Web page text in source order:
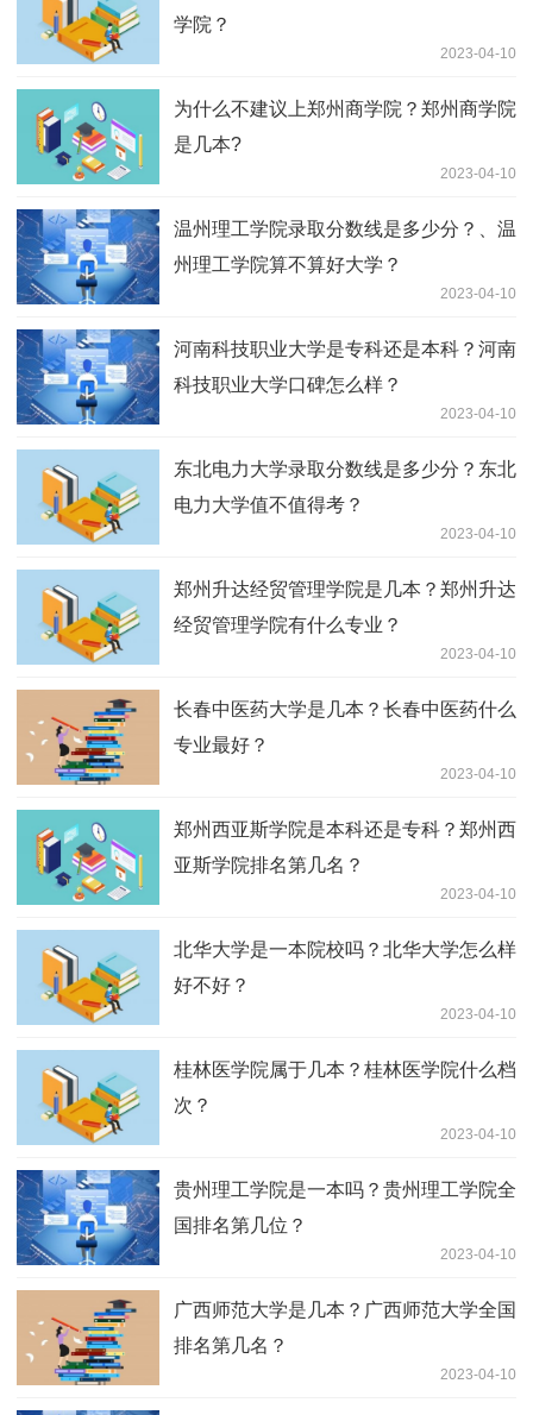
学院？
2023-04-10
为什么不建议上郑州商学院？郑州商学院
是几本?
2023-04-10
温州理工学院录取分数线是多少分？、温
州理工学院算不算好大学？
2023-04-10
河南科技职业大学是专科还是本科？河南
科技职业大学口碑怎么样？
2023-04-10
东北电力大学录取分数线是多少分？东北
电力大学值不值得考？
2023-04-10
郑州升达经贸管理学院是几本？郑州升达
经贸管理学院有什么专业？
2023-04-10
长春中医药大学是几本？长春中医药什么
专业最好？
2023-04-10
郑州西亚斯学院是本科还是专科？郑州西
亚斯学院排名第几名？
2023-04-10
北华大学是一本院校吗？北华大学怎么样
好不好？
2023-04-10
桂林医学院属于几本？桂林医学院什么档
次？
2023-04-10
贵州理工学院是一本吗？贵州理工学院全
国排名第几位？
2023-04-10
广西师范大学是几本？广西师范大学全国
排名第几名？
2023-04-10